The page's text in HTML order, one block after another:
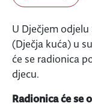
U Dječjem
(Dječja kuća) u
će se radionica
djecu.
Radionica će se